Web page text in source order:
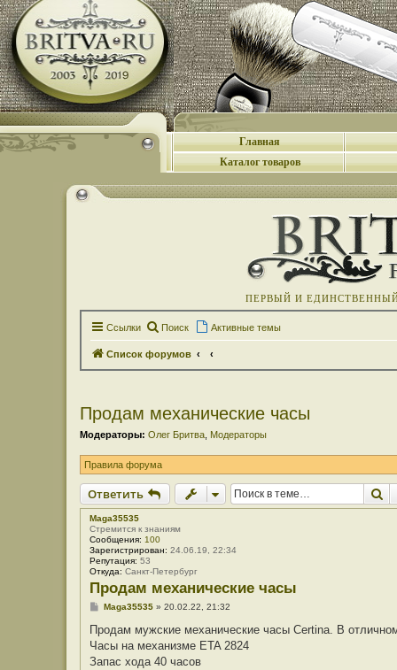
Главная
Каталог товаров
ПЕРВЫЙ И
Ссылки Поиск Активные темы
Список форумов
Продам механические часы
Модераторы: Олег Бритва Модераторы
Правила форума
Ответить
Maga35535
Стремится к знаниям
Сообщения: 100
Зарегистрирован: 24.06.19, 22:34
Репутация: 53
Откуда: Санкт-Петербург
Продам механические часы
С
о
щ
е
Maga35535» 20.02.22, 21:32
Продам мужские механические часы Certina. В
Часы на механизме ETA 2824
Запас хода 40 часов